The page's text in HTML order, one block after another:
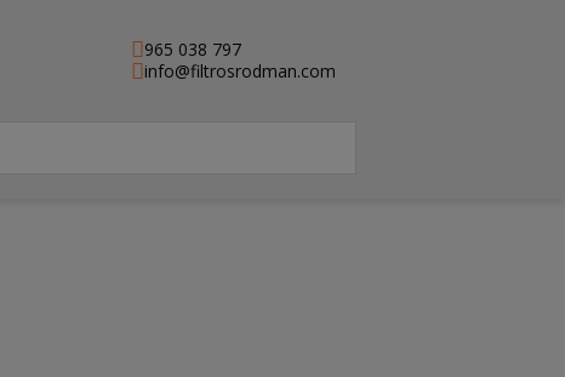
965 038 797
info@filtrosrodman.com